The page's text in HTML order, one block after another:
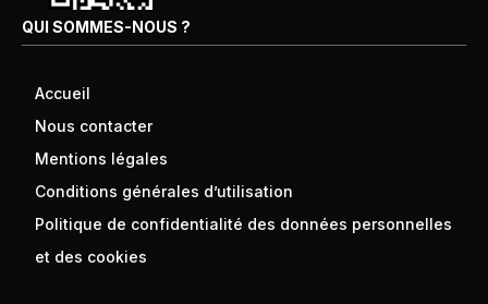
QUI SOMMES-NOUS ?
Accueil
Nous contacter
Mentions légales
Conditions générales d’utilisation
Politique de confidentialité des données personnelles
et des cookies